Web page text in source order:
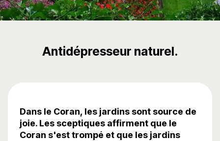
Antidépresseur naturel.
Dans le Coran, les jardins sont source de
joie. Les sceptiques affirment que le
Coran s'est trompé et que les jardins